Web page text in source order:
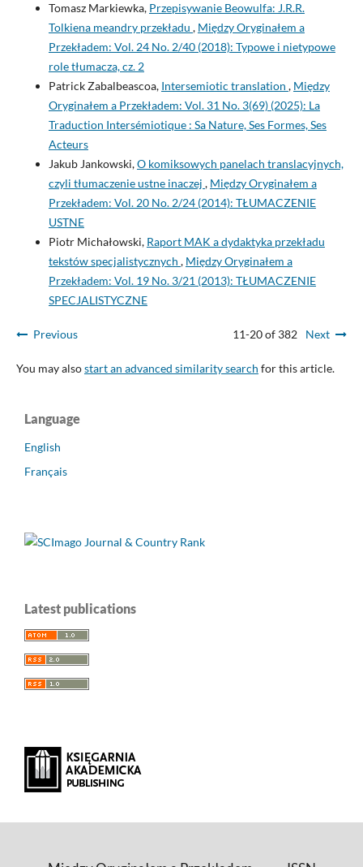
Tomasz Markiewka, Przepisywanie Beowulfa: J.R.R.
Tolkiena meandry przekładu , Między Oryginałem a
Przekładem: Vol. 24 No. 2/40 (2018): Typowe i nietypowe
role tłumacza, cz. 2
Patrick Zabalbeascoa, Intersemiotic translation , Między
Oryginałem a Przekładem: Vol. 31 No. 3(69) (2025): La
Traduction Intersémiotique : Sa Nature, Ses Formes, Ses
Acteurs
Jakub Jankowski,O komiksowych panelach translacyjnych,
czyli tłumaczenie ustne inaczej , Między Oryginałem a
Przekładem: Vol. 20 No. 2/24 (2014): TŁUMACZENIE
USTNE
Piotr Michałowski, Raport MAK a dydaktyka przekładu
tekstów specjalistycznych , Między Oryginałem a
Przekładem: Vol. 19 No. 3/21 (2013): TŁUMACZENIE
SPECJALISTYCZNE
Previous 11-20 of 382 Next
You may alsostart an advanced similarity search for this article.
Language
English
Français
Latest publications